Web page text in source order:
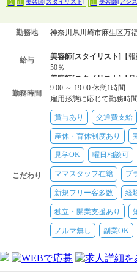
面 正 美容師[スタイリスト] 正 美容師[アシ
勤務地 神奈川県川崎市麻生区
給与 美容師[スタイリスト] 【
50％
美容師[スタイリスト] 【
保障含む）＋歩合給（フ
＋歩合給（フリー40％、指
美容師[アシスタント(中途)]
美容師[アシスタント(新卒)]
勤務時間
9:00 ～ 19:00 休憩1時間
雇用形態に応じて勤務時
こだわり
賞与あり 交通費支給
産休・育休制度あり
見学OK 曜日相談可
ママスタッフ在籍 ブ
新規フリー客多数 経
独立・開業支援あり
ノルマ無し 副業OK